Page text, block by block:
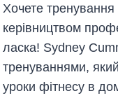
Хочете
керівництвом
ласка! Sydney
тренуваннями,
уроки фітнесу в